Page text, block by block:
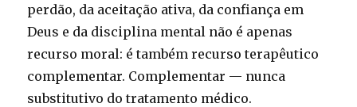
perdão, da aceitação ativa, da confiança em
Deus e da disciplina mental não é apenas
recurso moral: é também recurso terapêutico
complementar. Complementar — nunca
substitutivo do tratamento médico.